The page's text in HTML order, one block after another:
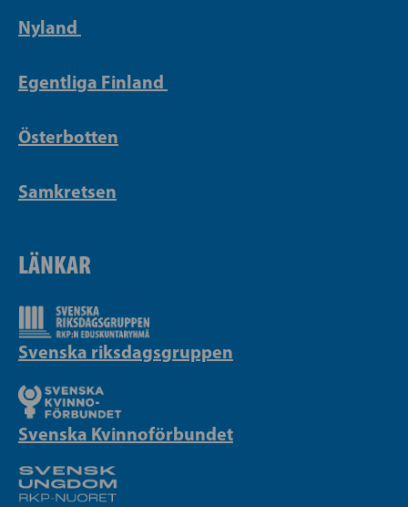
Nyland
Egentliga Finland
Österbotten
Samkretsen
LÄNKAR
Svenska riksdagsgruppen
Svenska Kvinnoförbundet